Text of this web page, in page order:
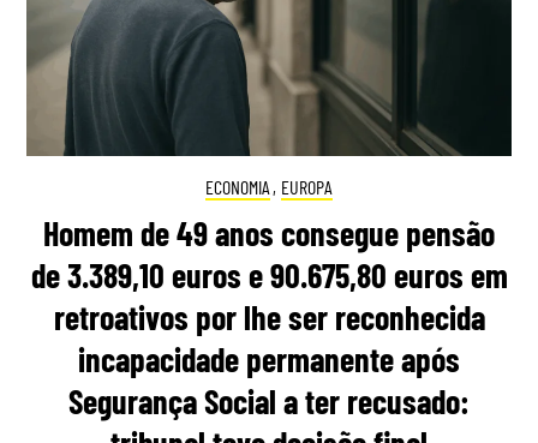
ECONOMIA , EUROPA
Homem de 49 anos consegue pensão
de 3.389,10 euros e 90.675,80 euros em
retroativos por lhe ser reconhecida
incapacidade permanente após
Segurança Social a ter recusado: